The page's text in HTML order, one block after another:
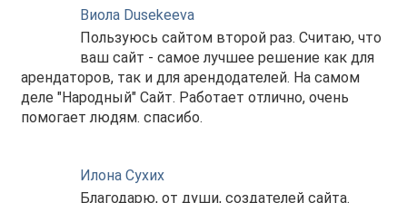
Виола Dusekeeva
Пользуюсь сайтом второй раз. Считаю, что
ваш сайт - самое лучшее решение как для
арендаторов, так и для арендодателей. На самом
деле "Народный" Сайт. Работает отлично, очень
помогает людям. спасибо.
Илона Сухих
Благодарю, от души, создателей сайта.